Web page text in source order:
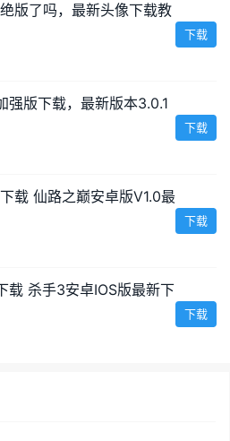
版了吗，最新头像下载教
下载
强版下载，最新版本3.0.1
下载
载 仙路之巅安卓版V1.0最
下载
载 杀手3安卓IOS版最新下
下载